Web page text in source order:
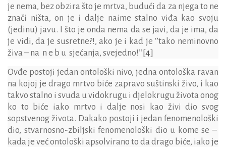
je nema, bez obzira što je mrtva, budući da za njega to ne
znači ništa, on je i dalje naime stalno viđa kao svoju
(jedinu) javu. I što je onda nema da se javi, da je ima, da
je vidi, da je susretne?!, ako je i kad je ‘’tako neminovno
živa – na n e b u sjećanja, svejedno!’’[4]
Ovđe postoji jedan ontološki nivo, jedna ontološka ravan
na kojoj je drago mrtvo biće zapravo suštinski živo, i kao
takvo stalno i svuda u vidokrugu i djelokrugu života onog
ko to biće iako mrtvo i dalje nosi kao živi dio svog
sopstvenog života. Dakako postoji i jedan fenomenološki
dio, stvarnosno-zbiljski fenomenološki dio u kome se –
kada je već ontološki apsolvirano to da drago biće, iako je